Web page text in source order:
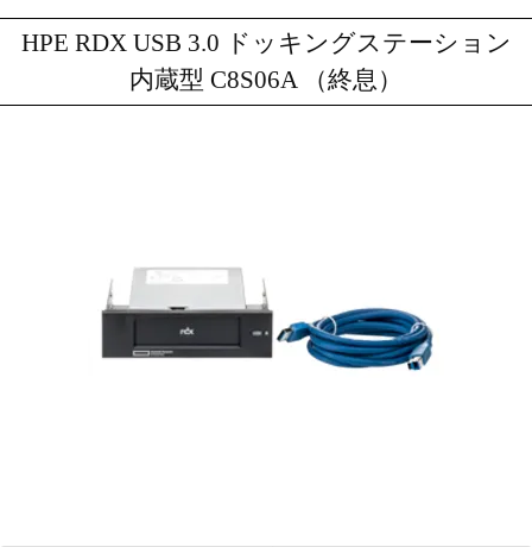
HPE RDX USB 3.0 ドッキングステーション
内蔵型 C8S06A （終息）